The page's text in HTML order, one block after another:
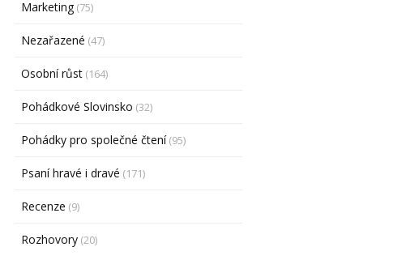
Marketing (75)
Nezařazené (47)
Osobní růst (164)
Pohádkové Slovinsko (32)
Pohádky pro společné čtení(95)
Psaní hravé i dravé (171)
Recenze (9)
Rozhovory (20)